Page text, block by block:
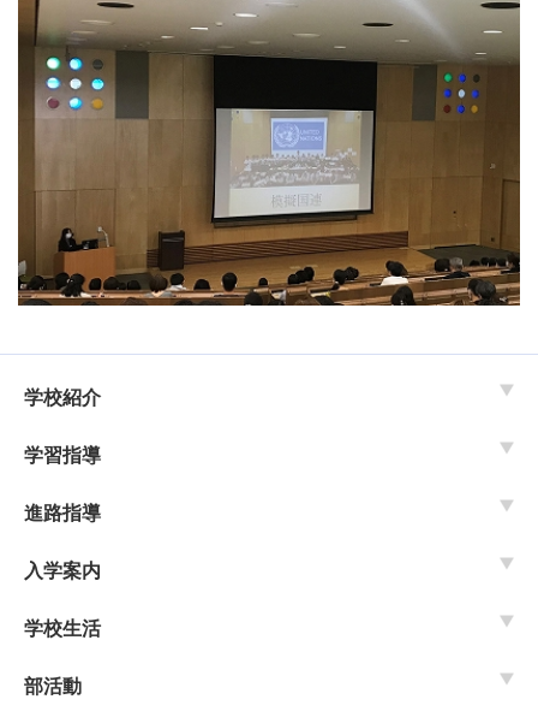
学校紹介
学習指導
進路指導
入学案内
学校生活
部活動